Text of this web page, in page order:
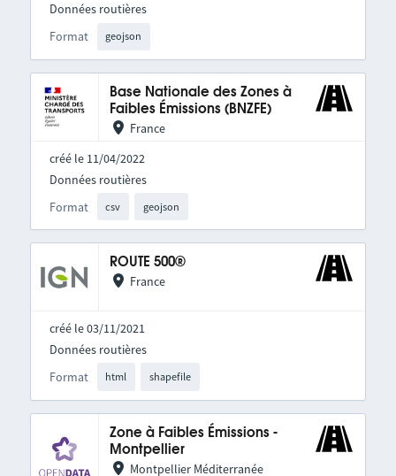
Format geojson
Données routières
Base Nationale des Zones à
Faibles Émissions (BNZFE)
France
créé le 11/04/2022
Format csv geojson
Données routières
ROUTE 500®
France
créé le 03/11/2021
Format html shapefile
Données routières
Zone à Faibles Émissions -
Montpellier
Montpellier Méditerranée